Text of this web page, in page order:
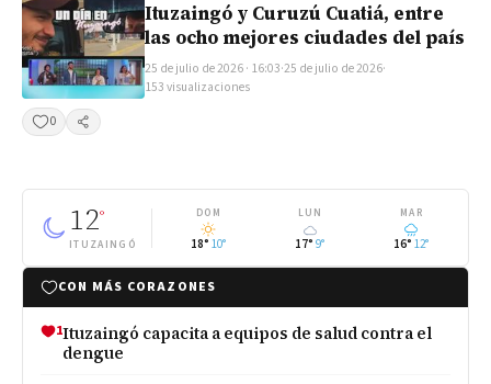
Ituzaingó y Curuzú Cuatiá, entre
las ocho mejores ciudades del país
25 de julio de 2026 · 16:03·25 de julio de 2026·
153 visualizaciones
0
Compartir
12°
ITUZAINGÓ
DOM
18° 10°
LUN
17° 9°
MAR
16° 12°
CON MÁS CORAZONES
1Ituzaingó capacita a equipos de salud contra el
dengue